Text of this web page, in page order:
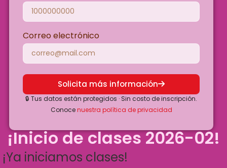
Correo electrónico
Solicita más información
🔒 Tus datos están protegidos · Sin costo de inscripción.
Conocenuestra política de privacidad
¡Inicio de clases 2026-02!
¡Ya iniciamos clases!